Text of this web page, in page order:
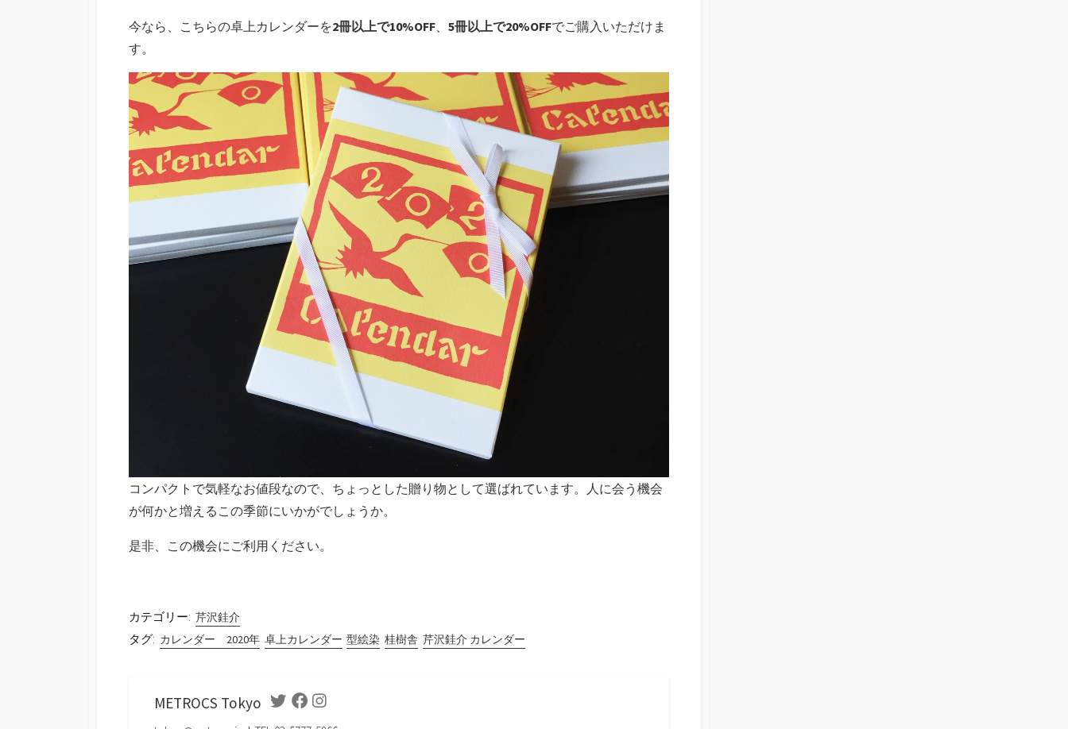
今なら、こちらの卓上カレンダーを2冊以上で10%OFF 5冊以上で20%OFFでご購入いただけま
す。
コンパクトで気軽なお値段なので、ちょっとした贈り物として選ばれています。人に会う機会
が何かと増えるこの季節にいかがでしょうか。
是非、この機会にご利用ください。
カテゴリー: 芹沢銈介
タグ: カレンダー 2020年 卓上カレンダー 型絵染 桂樹舎 芹沢銈介 カレンダー
METROCS Tokyo TwitterFacebookInstagram